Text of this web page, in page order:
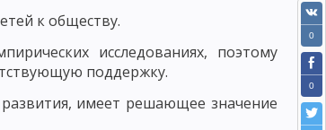
ОБУЧЕНИЯ
к обществу.
исследованиях, поэтому
поддержку.
имеет решающее значение
0
0